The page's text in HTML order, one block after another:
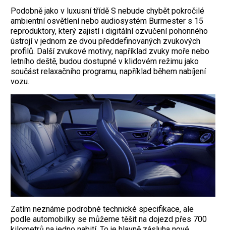
Podobně jako v luxusní třídě S nebude chybět pokročilé
ambientní osvětlení nebo audiosystém Burmester s 15
reproduktory, který zajistí i digitální ozvučení pohonného
ústrojí v jednom ze dvou předdefinovaných zvukových
profilů. Další zvukové motivy, například zvuky moře nebo
letního deště, budou dostupné v klidovém režimu jako
součást relaxačního programu, například během nabíjení
vozu.
Zatím neznáme podrobné technické specifikace, ale
podle automobilky se můžeme těšit na dojezd přes 700